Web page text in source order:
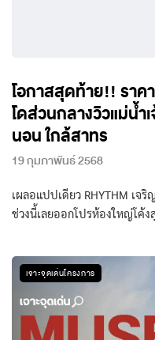
โอกาสสุดท้าย!! ราค
โดส่วนกลางวิวแม่น้ำ
นอน ใกล้สาทร
19 กุมภาพันธ์ 2568
เผลอแปปเดียว RHYTHM เจ
ช่วงนี้เลยออกโปรห้องใหญ่โค้ง
เจาะจุดเด่นโครงการ